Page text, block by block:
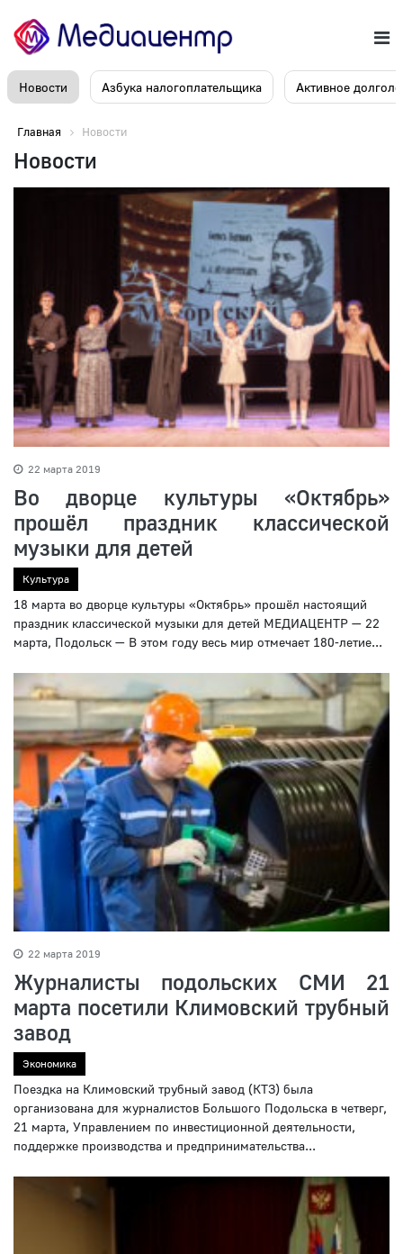
Новости Азбука налогоплательщика Активное
Главная Новости
Новости
22 марта 2019
Во дворце культуры «Октябрь»
прошёл праздник классической
музыки для детей
Культура
18 марта во дворце культуры «Октябрь» прошёл настоящий
праздник классической музыки для детей МЕДИАЦЕНТР — 22
марта, Подольск — В этом году весь мир отмечает 180-летие...
22 марта 2019
Журналисты подольских СМИ 21
марта посетили Климовский трубный
завод
Экономика
Поездка на Климовский трубный завод (КТЗ) была
организована для журналистов Большого Подольска в четверг,
21 марта, Управлением по инвестиционной деятельности,
поддержке производства и предпринимательства...